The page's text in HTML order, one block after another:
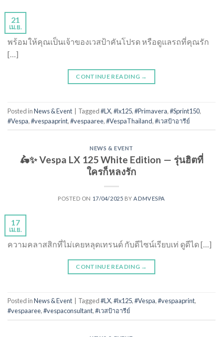
21
เม.ย.
พร้อมให้คุณเป็นเจ้าของเวสป้าคันโปรด หรือดูแลรถที่คุณรัก
[…]
CONTINUE READING →
Posted inNews & Event | Tagged#LX,#lx125,#Primavera,#Sprint150,
#Vespa,#vespaaprint,#vespaaree,#VespaThailand,#เวสป้าอารีย์
NEWS & EVENT
🛵✨ Vespa LX 125 White Edition — รุ่นฮิตที่
ใครก็หลงรัก
POSTED ON 17/04/2025 BYADMVESPA
17
เม.ย.
ความคลาสสิกที่ไม่เคยหลุดเทรนด์ กับดีไซน์เรียบเท่ ดูดีได […]
CONTINUE READING →
Posted inNews & Event Tagged#LX,#lx125,#Vespa,#vespaaprint,
#vespaaree,#vespaconsultant,#เวสป้าอารีย์